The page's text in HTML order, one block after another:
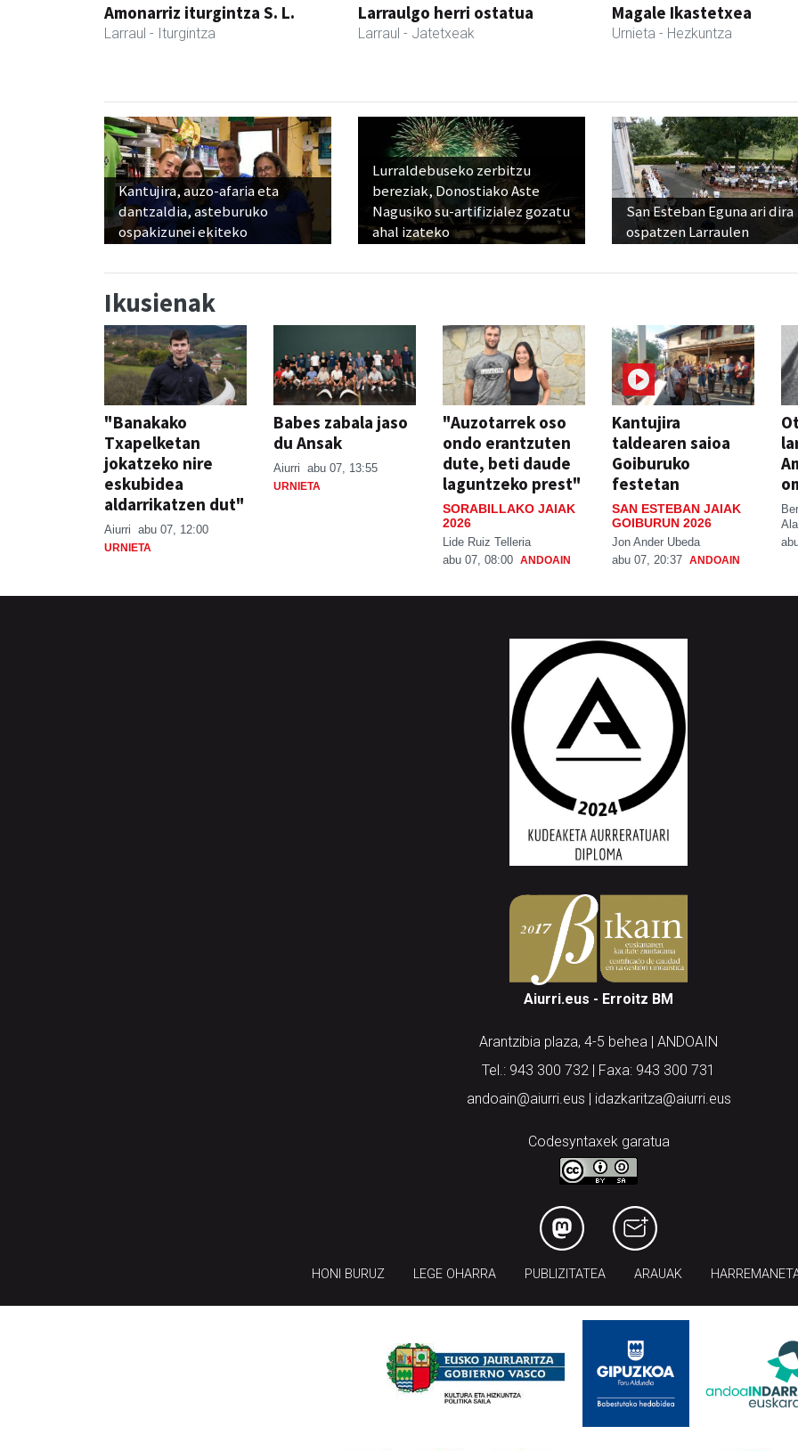
Amonarriz iturgintza S. L.
Larraul - Iturgintza
Larraulgo herri ostatua
Larraul - Jatetxeak
Magale Ikastetxea
Urnieta - Hezkuntza
Kantujira, auzo-afaria eta
dantzaldia, asteburuko
ospakizunei ekiteko
Lurraldebuseko zerbitzu
bereziak, Donostiako Aste
Nagusiko su-artifizialez gozatu
ahal izateko
San Esteban Eguna ari dira
ospatzen Larraulen
Ikusienak
"Banakako
Txapelketan
jokatzeko nire
eskubidea
aldarrikatzen dut"
Aiurri abu 07, 12:00
URNIETA
Babes zabala jaso
du Ansak
Aiurri abu 07, 13:55
URNIETA
"Auzotarrek oso
ondo erantzuten
dute, beti daude
laguntzeko prest"
SORABILLAKO JAIAK
2026
Lide Ruiz Telleria
abu 07, 08:00 ANDOAIN
Kantujira
taldearen saioa
Goiburuko
festetan
SAN ESTEBAN JAIAK
GOIBURUN 2026
Jon Ander Ubeda
abu 07, 20:37 ANDOAIN
Aiurri.eus - Erroitz BM
Arantzibia plaza, 4-5 behea | ANDOAIN
Tel.: 943 300 732 | Faxa: 943 300 731
andoain@aiurri.eus | idazkaritza@aiurri.eus
Codesyntaxek garatua
HONI BURUZ LEGE OHARRA PUBLIZITATEA ARAUAK